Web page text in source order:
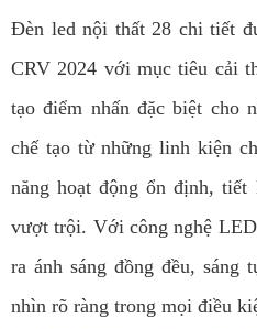
Đèn led nội thất 28 chi tiết
CRV 2024 với mục tiêu cải
tạo điểm nhấn đặc biệt cho
chế tạo từ những linh kiện
năng hoạt động ổn định,
vượt trội. Với công nghệ
ra ánh sáng đồng đều, sáng
nhìn rõ ràng trong mọi điều